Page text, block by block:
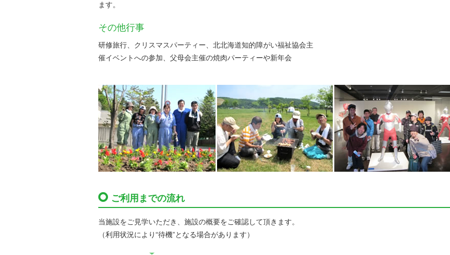
ます。
その他行事
研修旅行、クリスマスパーティー、北北海道知的障がい福祉協会主
催イベントへの参加、父母会主催の焼肉パーティーや新年会
ご利用までの流れ
当施設をご見学いただき、施設の概要をご確認して頂きます。
（利用状況により“待機”となる場合があります）